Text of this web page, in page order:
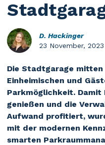
D. Hackinger
23 November, 2023
Die Stadtgarage
Einheimischen und
Parkmöglichkeit.
genießen und die
Aufwand profitiert,
mit der modernen
smarten